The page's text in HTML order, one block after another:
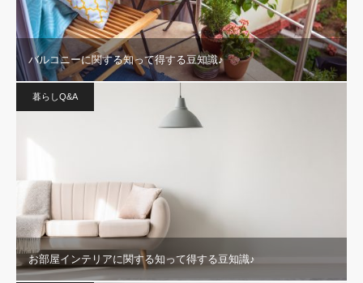
バルコニーに関する知って得する豆知識♪
暮らしQ&A
お部屋インテリアに関する知って得する豆知識♪